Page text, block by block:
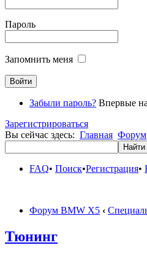
Пароль
Запомнить меня
Забыли пароль? Впервые
Зарегистрироваться
Вы сейчас здесь: Главная Форум
FAQ• Поиск•Регистрация•
Форум BMW X5 ‹
Тюнинг